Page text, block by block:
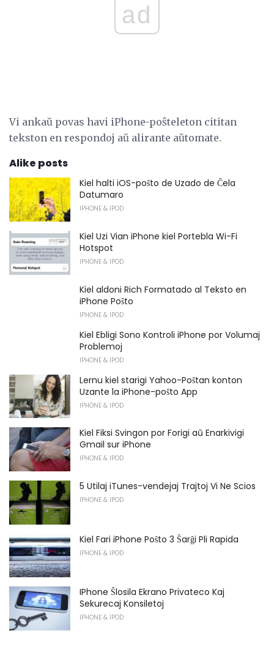
ad
Vi ankaŭ povas havi iPhone-poŝteleton cititan
tekston en respondoj aŭ alirante aŭtomate.
Alike posts
Kiel halti iOS-poŝto de Uzado de Ĉela
Datumaro
IPHONE & IPOD
Kiel Uzi Vian iPhone kiel Portebla Wi-Fi
Hotspot
IPHONE & IPOD
Kiel aldoni Rich Formatado al Teksto en
iPhone Poŝto
IPHONE & IPOD
Kiel Ebligi Sono Kontroli iPhone por Volumaj
Problemoj
IPHONE & IPOD
Lernu kiel starigi Yahoo-Poŝtan konton
Uzante la iPhone-poŝto App
IPHONE & IPOD
Kiel Fiksi Svingon por Forigi aŭ Enarkivigi
Gmail sur iPhone
IPHONE & IPOD
5 Utilaj iTunes-vendejaj Trajtoj Vi Ne Scios
IPHONE & IPOD
Kiel Fari iPhone Poŝto 3 Ŝarĝi Pli Rapida
IPHONE & IPOD
IPhone Ŝlosila Ekrano Privateco Kaj
Sekurecaj Konsiletoj
IPHONE & IPOD